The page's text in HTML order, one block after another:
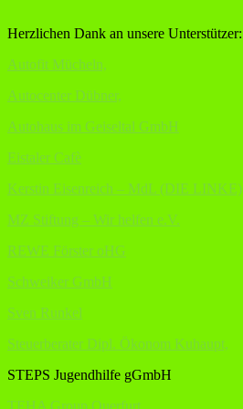
Herzlichen Dank an unsere Unterstützer:
Autofit Mücheln,
Autocenter Dübner,
Autohaus im Geiseltal GmbH
Eistaler Cafè
Kerstin Eisenreich – MdL (DIE LINKE)
MZ Stiftung – Wir helfen e.V.
REWE Förster oHG
Schweiker GmbH
Sven Runkel
Steuerberater Dipl. Ökonom Kuhaupt,
STEPS Jugendhilfe gGmbH